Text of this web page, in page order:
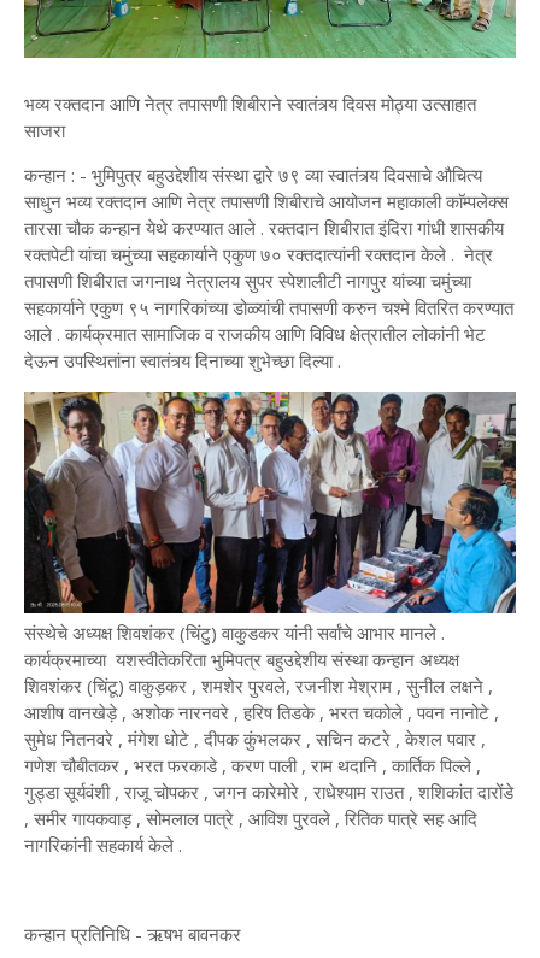
भव्य रक्तदान आणि नेत्र तपासणी शिबीराने स्वातंत्र्य दिवस मोठ्या उत्साहात
साजरा
कन्हान : - भुमिपुत्र बहुउद्देशीय संस्था द्वारे ७९ व्या स्वातंत्र्य दिवसाचे औचित्य
साधुन भव्य रक्तदान आणि नेत्र तपासणी शिबीराचे आयोजन महाकाली काॅम्पलेक्स
तारसा चौक कन्हान येथे करण्यात आले . रक्तदान शिबीरात इंदिरा गांधी शासकीय
रक्तपेटी यांचा चमुंच्या सहकार्याने एकुण ७० रक्तदात्यांनी रक्तदान केले . नेत्र
तपासणी शिबीरात जगनाथ नेत्रालय सुपर स्पेशालीटी नागपुर यांच्या चमुंच्या
सहकार्याने एकुण ९५ नागरिकांच्या डोळ्यांची तपासणी करुन चश्मे वितरित करण्यात
आले . कार्यक्रमात सामाजिक व राजकीय आणि विविध क्षेत्रातील लोकांनी भेट
देऊन उपस्थितांना स्वातंत्र्य दिनाच्या शुभेच्छा दिल्या .
संस्थेचे अध्यक्ष शिवशंकर (चिंटु) वाकुडकर यांनी सर्वांचे आभार मानले .
कार्यक्रमाच्या यशस्वीतेकरिता भुमिपत्र बहुउद्देशीय संस्था कन्हान अध्यक्ष
शिवशंकर (चिंटू) वाकुड़कर , शमशेर पुरवले, रजनीश मेश्राम , सुनील लक्षने ,
आशीष वानखेड़े , अशोक नारनवरे , हरिष तिडके , भरत चकोले , पवन नानोटे ,
सुमेध नितनवरे , मंगेश धोटे , दीपक कुंभलकर , सचिन कटरे , केशल पवार ,
गणेश चौबीतकर , भरत फरकाडे , करण पाली , राम थदानि , कार्तिक पिल्ले ,
गुड्डा सूर्यवंशी , राजू चोपकर , जगन कारेमोरे , राधेश्याम राउत , शशिकांत दारोंडे
, समीर गायकवाड़ , सोमलाल पात्रे , आविश पुरवले , रितिक पात्रे सह आदि
नागरिकांनी सहकार्य केले .
कन्हान प्रतिनिधि - ऋषभ बावनकर